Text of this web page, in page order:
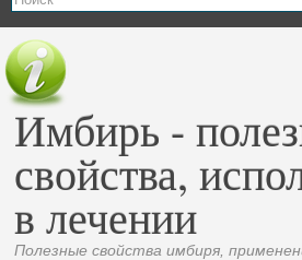
Имбирь -
свойства,
в лечении
Полезные свойства имбиря,